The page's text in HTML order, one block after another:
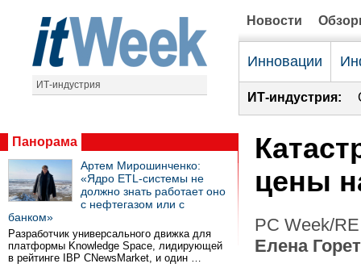
ИТ-индустрия
Новости
Инновации
ИТ-индустрия:
Панорама
Артем Мирошинченко:
«Ядро ETL-системы не
должно знать работает оно
с нефтегазом или с
банком»
Разработчик универсального движка для
платформы Knowledge Space, лидирующей
в рейтинге IBP CNewsMarket, и один …
цены
PC Week/
Елена